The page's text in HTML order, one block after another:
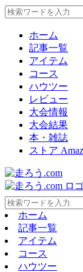
ホーム
記事一覧
アイテム
コース
ハウツー
レビュー
大会情報
大会結果
本・雑誌
ストア
ホーム
記事一覧
アイテム
コース
ハウツー